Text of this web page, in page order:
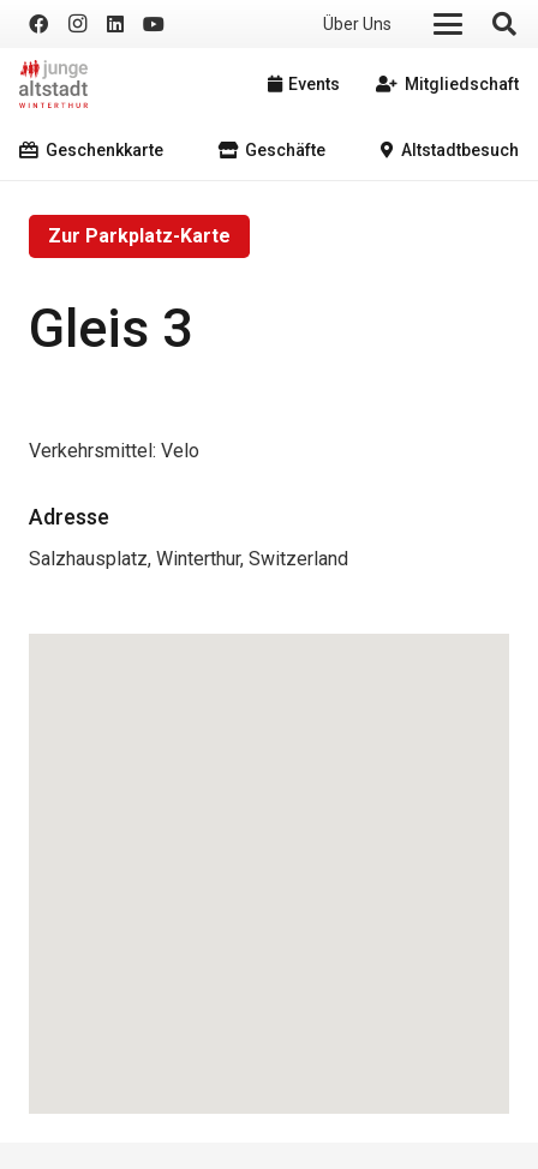
Über Uns
Events Mitgliedschaft
Geschenkkarte Geschäfte Altstadtbesuch
Zur Parkplatz-Karte
Gleis 3
Verkehrsmittel: Velo
Adresse
Salzhausplatz, Winterthur, Switzerland